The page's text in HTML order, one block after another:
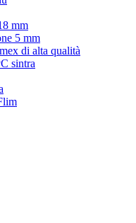
mm
5 mm
di alta qualità
sintra